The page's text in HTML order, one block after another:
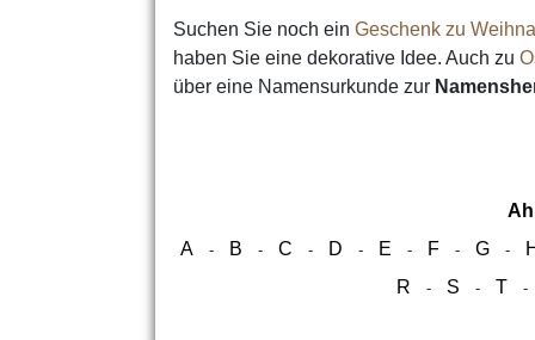
Suchen Sie noch ein Geschenk zu
haben Sie eine dekorative Idee. Auch zu
über eine Namensurkunde zur
A
- B - C - D - E - F - G -
R
- S - T